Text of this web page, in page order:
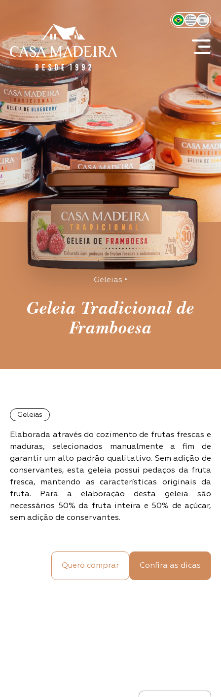
Geleias •
Geleia Tradicional de
Framboesa
Geleias
Elaborada através do cozimento de frutas frescas e
maduras, selecionados manualmente a fim de
garantir um alto padrão qualitativo. Sem adição de
conservantes, esta geleia possui pedaços da fruta
fresca, mantendo as características originais da
fruta. Para a elaboração desta geleia são
necessários 50% da fruta inteira e 50% de açúcar,
sem adição de conservantes.
Quero comprar Confira as dicas